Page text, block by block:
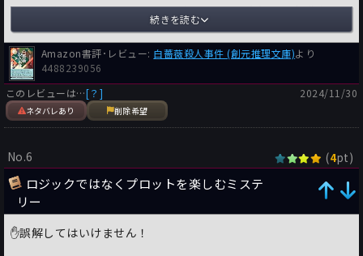
アニーがキャッスルノールに呼ばれたのは、大叔母の弁護士によ
れば最近遺言書を書き換えて、アニーへの遺贈が盛り込まれてい
る可能性が高いからです。大叔母の亡くなったご亭主は貴族であ
るグレイヴズダウン家の当主で大金持ちでしたから、莫大な遺産
が転がり込む可能性があるわけです。
他方で、大叔母はそのグレイヴズダウン家に嫁ぐ前のミドルティ
ーンのころ、すなわち、60年ほど前に占い師から、いつか殺され
ると予言された言葉を信じており、遺言状はグレイヴズダウン一
ることが出来た方、ただし、1週間以内に殺人犯を解明した方に
遺産を譲る、という内容でした。もしも、1週間以内に犯人解明
が出来なかった場合、弁護士の孫が勤務する開発会社に地所をす
べて売り飛ばして売却金は国庫に収納する、ということになりま
す。
続きを読む
Amazon書評･レビュー: 白薔薇殺人事件 (創元推理文庫)より
4488239056
このレビューは…[？]
ネタバレあり 削除希望
2024/11/30
No.6 (4pt)
ロジックではなくプロットを楽しむミステ
リー
✋誤解してはいけません！